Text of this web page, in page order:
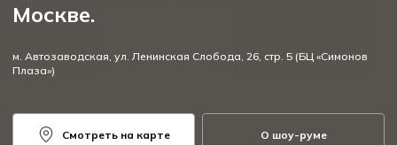
Москве.
м. Автозаводская, ул. Ленинская Слобода, 26, стр. 5 (БЦ «Симонов
Плаза»)
Смотреть на карте О шоу-руме